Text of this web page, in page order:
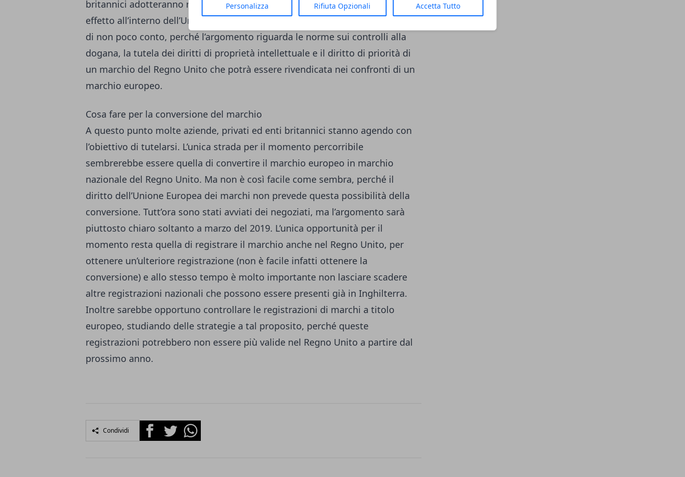
Personalizza Rifiuta Opzionali Accetta Tutto
britannici adotteranno relativamente ai marchi non avranno lo stesso
effetto all’interno dell’Unione. A causa dellaBrexit conseguenze economiche
di non poco conto, perché l’argomento riguarda le norme sui controlli alla
dogana, la tutela dei diritti di proprietà intellettuale e il diritto di priorità di
un marchio del Regno Unito che potrà essere rivendicata nei confronti di un
marchio europeo.
Cosa fare per la conversione del marchio
A questo punto molte aziende, privati ed enti britannici stanno agendo con
l’obiettivo di tutelarsi. L’unica strada per il momento percorribile
sembrerebbe essere quella di convertire il marchio europeo in marchio
nazionale del Regno Unito. Ma non è così facile come sembra, perché il
diritto dell’Unione Europea dei marchi non prevede questa possibilità della
conversione. Tutt’ora sono stati avviati dei negoziati, ma l’argomento sarà
piuttosto chiaro soltanto a marzo del 2019. L’unica opportunità per il
momento resta quella di registrare il marchio anche nel Regno Unito, per
ottenere un’ulteriore registrazione (non è facile infatti ottenere la
conversione) e allo stesso tempo è molto importante non lasciare scadere
altre registrazioni nazionali che possono essere presenti già in Inghilterra.
Inoltre sarebbe opportuno controllare le registrazioni di marchi a titolo
europeo, studiando delle strategie a tal proposito, perché queste
registrazioni potrebbero non essere più valide nel Regno Unito a partire dal
prossimo anno.
Condividi FacebookTwitterWhatsapp